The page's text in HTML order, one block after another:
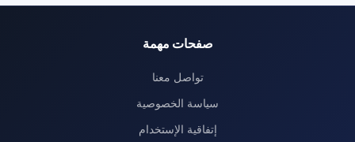
صفحات مهمة
تواصل معنا
سياسة الخصوصية
إتفاقية الإستخدام